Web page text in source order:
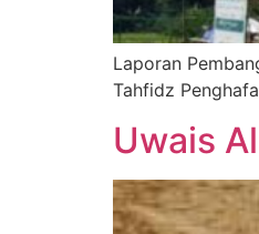
Laporan
Tahfidz
Uwais